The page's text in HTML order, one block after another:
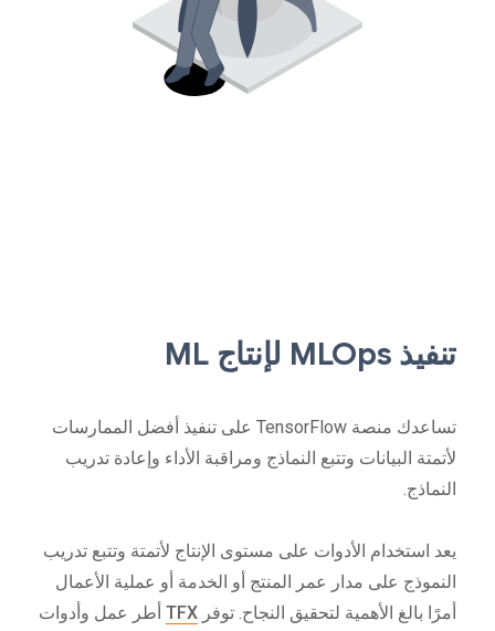
تنفيذ MLOps لإنتاج ML
تساعدك منصة TensorFlow على تنفيذ أفضل الممارسات
لأتمتة البيانات وتتبع النماذج ومراقبة الأداء وإعادة تدريب
النماذج.
يعد استخدام الأدوات على مستوى الإنتاج لأتمتة وتتبع تدريب
النموذج على مدار عمر المنتج أو الخدمة أو عملية الأعمال
أمرًا بالغ الأهمية لتحقيق النجاح. توفر TFX أطر عمل وأدوات